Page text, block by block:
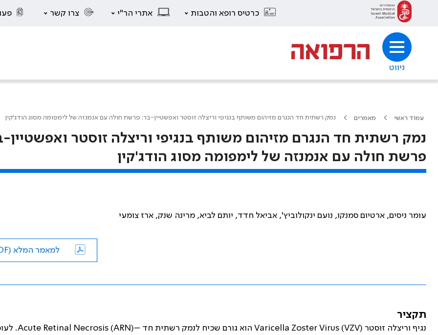
כרטיס רופא והטבות אתרי הר"י צרו קשר
ניווט
עמוד ראשי מאמרים נמק רשתית חד הנגרם מזיהום משותף בנגיפי וריצלה זוסטר ואפשטיין-בר: פרשת חולה עם אנמנזה של לימפומה מסוג הודג'קין
נמק רשתית חד הנגרם מזיהום משותף בנגיפי וריצלה זוסטר
פרשת חולה עם אנמנזה של לימפומה מסוג הודג'קין
עומר ניסים, ארטיום סמנקו, נועם ינקולוביץ', אביאל חדד, יותם לביא, מרינה שנק, ארז צומעי
למאמר המלא (PDF)
תקציר
נגיף וריצלה זוסטר Varicella Zoster Virus (VZV) הוא גורם שכיח לנמק רשתית חד –Acute Retinal Necrosis (ARN)
.